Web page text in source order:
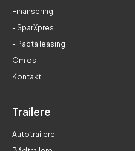
Finansering
- SparXpres
- Pacta leasing
Om os
Kontakt
Trailere
Autotrailere